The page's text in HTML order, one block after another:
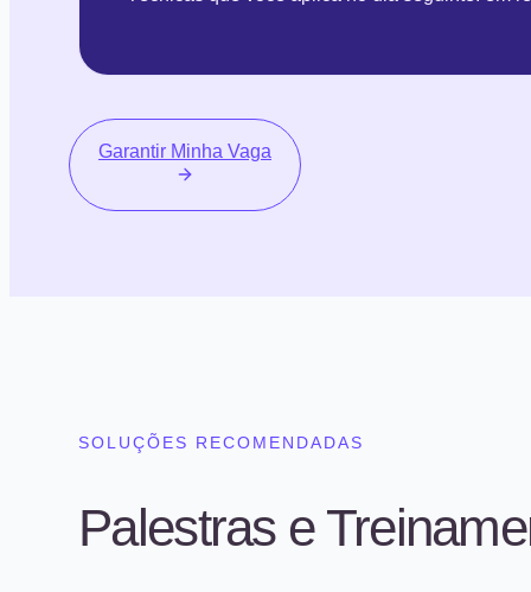
Garantir Minha Vaga
SOLUÇÕES RECOMENDADAS
Palestras e